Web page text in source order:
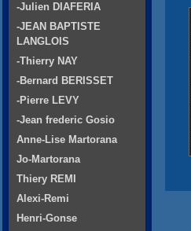
-Julien DIAFERIA
-JEAN BAPTISTE
LANGLOIS
-Thierry NAY
-Bernard BERISSET
-Pierre LEVY
-Jean frederic Gosio
Anne-Lise Martorana
Jo-Martorana
Thiery REMI
Alexi-Remi
Henri-Gonse